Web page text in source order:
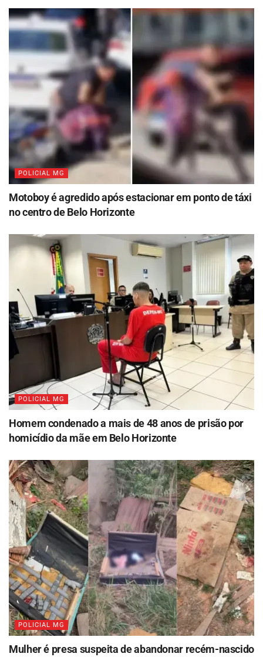
POLICIAL MG
Motoboy é agredido após estacionar em ponto de táxi
no centro de Belo Horizonte
POLICIAL MG
Homem condenado a mais de 48 anos de prisão por
homicídio da mãe em Belo Horizonte
POLICIAL MG
Mulher é presa suspeita de abandonar recém-nascido